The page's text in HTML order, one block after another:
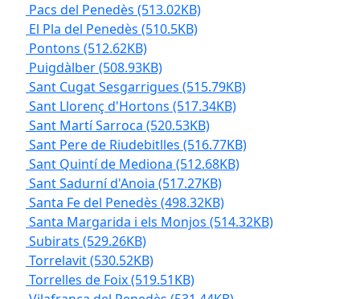
Pacs del Penedès (513.02KB)
El Pla del Penedès (510.5KB)
Pontons (512.62KB)
Puigdàlber(508.93KB)
Sant Cugat Sesgarrigues (515.79KB)
Sant Llorenç d'Hortons (517.34KB)
Sant Martí Sarroca (520.53KB)
Sant Pere de Riudebitlles (516.77KB)
Sant Quintí de Mediona (512.68KB)
Sant Sadurní d'Anoia (517.27KB)
Santa Fe del Penedès (498.32KB)
Santa Margarida i els Monjos (514.32KB)
Subirats (529.26KB)
Torrelavit(530.52KB)
Torrelles de Foix(519.51KB)